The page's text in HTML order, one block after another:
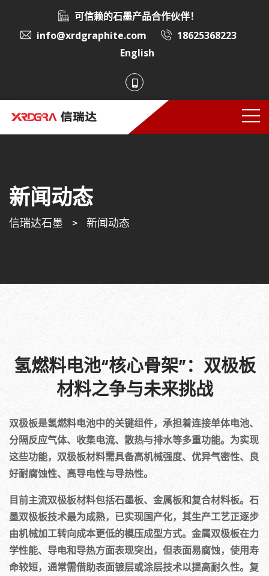
可信赖的石墨产品合作伙伴！
info@xrdgraphite.com
18625368223
English
新闻动态
信瑞达石墨 > 新闻动态
氢燃料电池“核心骨架”：双极板
材料之争与未来挑战
双极板是氢燃料电池中的关键组件，承担着连接单体电池、
分隔反应气体、收集电流、散热与排水等多重功能。为实现
这些功能，双极板材料需具备高机械强度、优异气密性、良
好耐腐蚀性、高导电性与导热性。
目前主流双极板材料包括石墨板、金属板和复合材料板。石
墨双极板技术最为成熟，已实现国产化，其生产工艺正逐步
由机械加工转向成本更低的模压成型方式。金属双极板在力
学性能、导电和导热方面表现突出，但表面易腐蚀，使用寿
命较短，通常需借助表面镀层或涂层技术以提高耐久性。复